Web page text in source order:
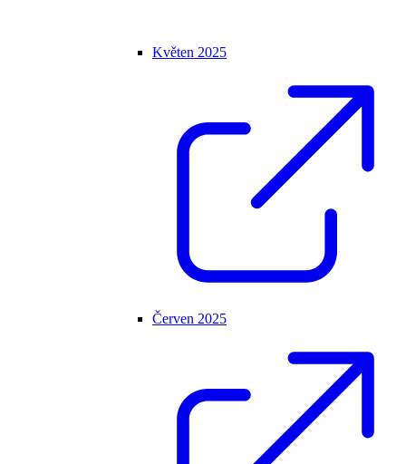
Květen 2025
Červen 2025